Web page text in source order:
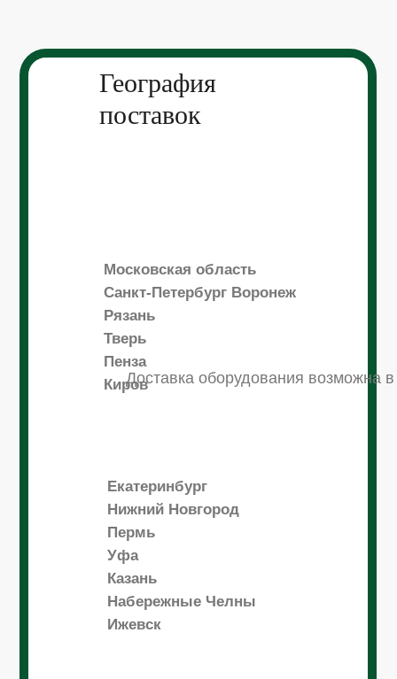
География
поставок
Московская область
Санкт-Петербург Воронеж
Рязань
Тверь
Пенза
Киров
Екатеринбург
Нижний Новгород
Пермь
Уфа
Казань
Набережные Челны
Ижевск
Доставка оборудования возможна